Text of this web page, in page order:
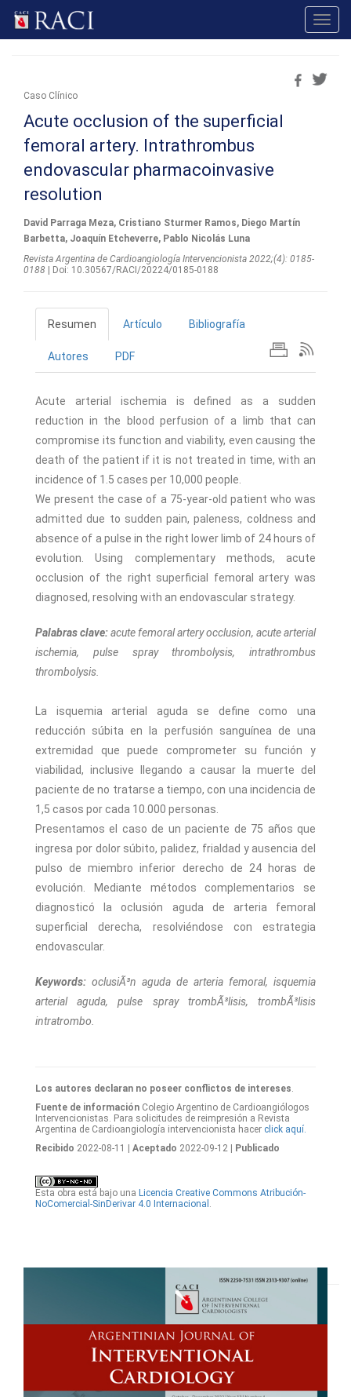
Caso Clínico
Acute occlusion of the superficial
femoral artery. Intrathrombus
endovascular pharmacoinvasive
resolution
David Parraga Meza, Cristiano Sturmer Ramos, Diego Martín
Barbetta, Joaquín Etcheverre, Pablo Nicolás Luna
Revista Argentina de Cardioangiologí­a Intervencionista 2022;(4): 0185-
0188 | Doi: 10.30567/RACI/20224/0185-0188
Resumen Artículo Bibliografía
Autores PDF
Acute arterial ischemia is defined as a sudden
reduction in the blood perfusion of a limb that can
compromise its function and viability, even causing the
death of the patient if it is not treated in time, with an
incidence of 1.5 cases per 10,000 people.
We present the case of a 75-year-old patient who was
admitted due to sudden pain, paleness, coldness and
absence of a pulse in the right lower limb of 24 hours of
evolution. Using complementary methods, acute
occlusion of the right superficial femoral artery was
diagnosed, resolving with an endovascular strategy.
Palabras clave:acute femoral artery occlusion, acute arterial
ischemia, pulse spray thrombolysis, intrathrombus
thrombolysis.
La isquemia arterial aguda se define como una
reducción súbita en la perfusión sanguínea de una
extremidad que puede comprometer su función y
viabilidad, inclusive llegando a causar la muerte del
paciente de no tratarse a tiempo, con una incidencia de
1,5 casos por cada 10.000 personas.
Presentamos el caso de un paciente de 75 años que
ingresa por dolor súbito, palidez, frialdad y ausencia del
pulso de miembro inferior derecho de 24 horas de
evolución. Mediante métodos complementarios se
diagnosticó la oclusión aguda de arteria femoral
superficial derecha, resolviéndose con estrategia
endovascular.
Keywords: oclusiÃ³n aguda de arteria femoral, isquemia
arterial aguda, pulse spray trombÃ³lisis, trombÃ³lisis
intratrombo.
Los autores declaran no poseer conflictos de intereses.
Fuente de información Colegio Argentino de Cardioangiólogos
Intervencionistas. Para solicitudes de reimpresión a Revista
Argentina de Cardioangiología intervencionista hacer click aquí.
Recibido 2022-08-11 | Aceptado 2022-09-12 | Publicado
Esta obra está bajo una Licencia Creative Commons Atribución-
NoComercial-SinDerivar 4.0 Internacional .